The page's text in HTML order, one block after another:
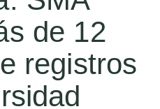
de 12
registros